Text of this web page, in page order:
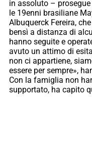
in assoluto –
le 19enni brasiliane
Albuquerck Fereira,
bensì a distanza di
hanno seguite e
avuto un attimo di
non ci appartiene,
essere per sempre»,
Con la famiglia non
supportato, ha capito